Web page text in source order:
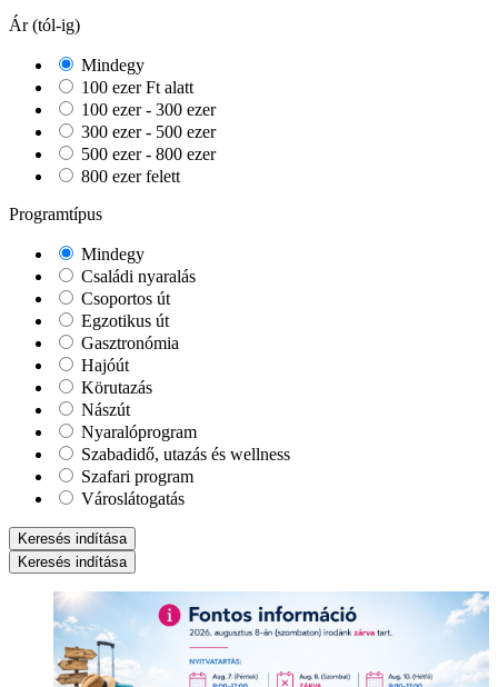
Ár (tól-ig)
Mindegy
100 ezer Ft alatt
100 ezer - 300 ezer
300 ezer - 500 ezer
500 ezer - 800 ezer
800 ezer felett
Programtípus
Mindegy
Családi nyaralás
Csoportos út
Egzotikus út
Gasztronómia
Hajóút
Körutazás
Nászút
Nyaralóprogram
Szabadidő, utazás és wellness
Szafari program
Városlátogatás
Keresés indítása
Keresés indítása